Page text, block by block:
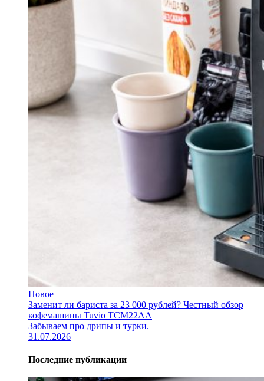
Новое
Заменит ли бариста за 23 000 рублей? Честный обзор
кофемашины Tuvio TCM22AA
Забываем про дрипы и турки.
31.07.2026
Последние публикации